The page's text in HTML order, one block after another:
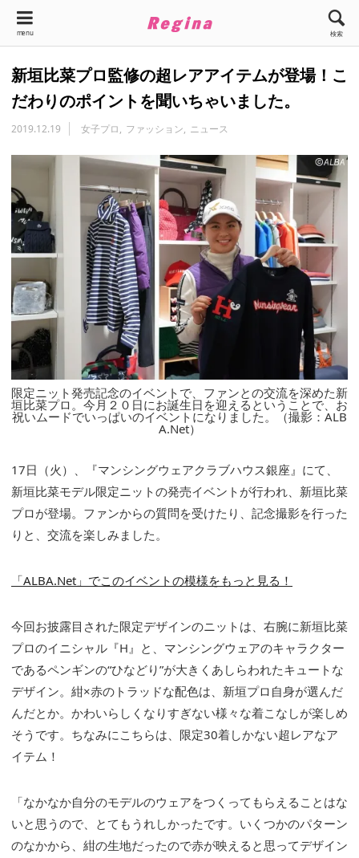
menu 検索
新垣比菜プロ監修の超レアアイテムが登場！こ
だわりのポイントを聞いちゃいました。
2019.12.19 女子プロ ファッション ニュース
限定ニット発売記念のイベントで、ファンとの交流を深めた新
垣比菜プロ。今月２０日にお誕生日を迎えるということで、お
祝いムードでいっぱいのイベントになりました。（撮影：ALB
A.Net）
17日（火）、『マンシングウェアクラブハウス銀座』にて、
新垣比菜モデル限定ニットの発売イベントが行われ、新垣比菜
プロが登場。ファンからの質問を受けたり、記念撮影を行った
りと、交流を楽しみました。
「ALBA.Net」でこのイベントの模様をもっと見る！
今回お披露目された限定デザインのニットは、右腕に新垣比菜
プロのイニシャル『H』と、マンシングウェアのキャラクター
であるペンギンの“ひなどり”が大きくあしらわれたキュートな
デザイン。紺×赤のトラッドな配色は、新垣プロ自身が選んだ
んだとか。かわいらしくなりすぎない様々な着こなしが楽しめ
そうです。ちなみにこちらは、限定30着しかない超レアなア
イテム！
「なかなか自分のモデルのウェアをつくってもらえることはな
いと思うので、とてもうれしかったです。いくつかのパターン
のなかから、紺の生地だったので赤が映えると思ってデザイン